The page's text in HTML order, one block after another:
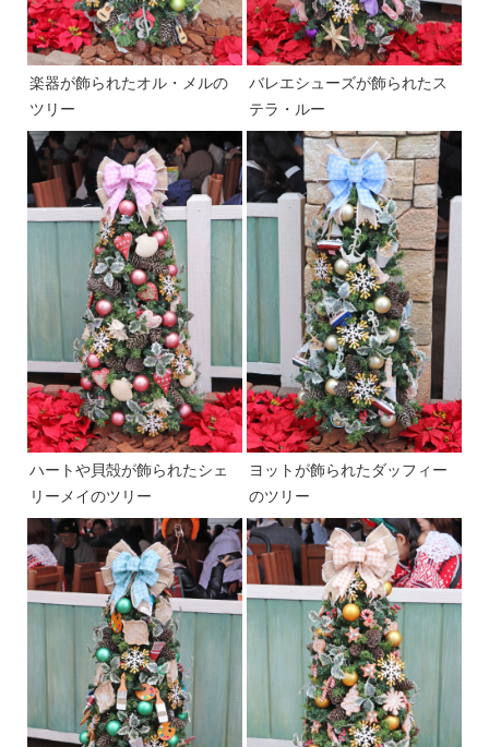
楽器が飾られたオル・メルの
ツリー
バレエシューズが飾られたス
テラ・ルー
ハートや貝殻が飾られたシェ
リーメイのツリー
ヨットが飾られたダッフィー
のツリー